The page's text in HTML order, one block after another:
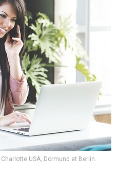
USA, Dormund et Berlin.